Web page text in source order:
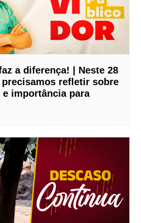
a diferença! | Neste 28
refletir sobre
importância para